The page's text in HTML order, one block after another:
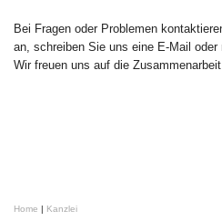
Bei Fragen oder Problemen
an, schreiben Sie uns eine E-Mail
Wir freuen uns auf die
Home | Kanzlei